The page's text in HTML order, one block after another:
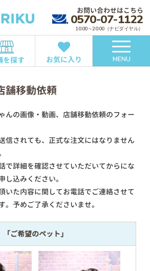
お問い合わせはこちら
0570-07-1122
10:00～20:00（ナビダイヤル）
を探す お気に入り MENU
舗移動依頼
んの画像・動画、店舗移動依頼のフォー
信されても、正式な注文にはなりません
で詳細を確認させていただいてからにな
し込みください。
いた内容に関してお電話でご連絡させて
。予めご了承くださいませ。
「ご希望のペット」